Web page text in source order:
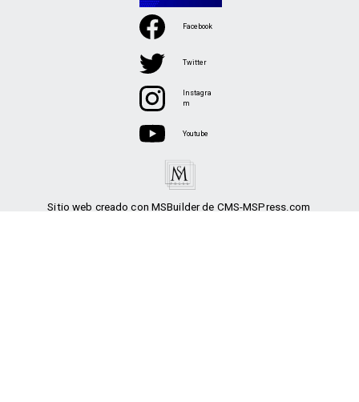
Sitio web creado con MSBuilder de CMS-MSPress.com
Facebook
Twitter
Instagra
m
Youtube